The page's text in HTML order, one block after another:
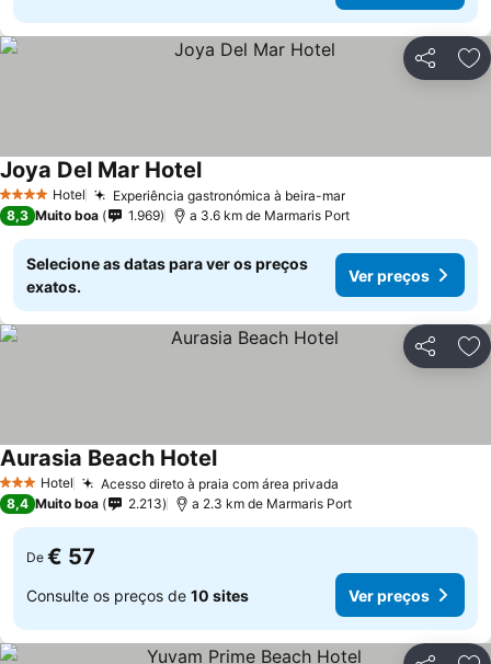
Partilhar
4 EstrelasHotel Experiência gastronómica à beira-mar
Joya Del Mar Hotel
8,3 Muito boa 1.969 a 3.6 km de Marmaris Port
Selecione as datas para ver os preços
exatos.
Ver preços
Partilhar
3 EstrelasHotel Acesso direto à praia com área privada
Aurasia Beach Hotel
8,4 Muito boa 2.213 a 2.3 km de Marmaris Port
De € 57
Consulte os preços de 10 sites Ver preços